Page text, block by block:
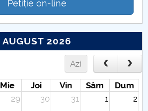
Petiție on-line
AUGUST 2026
Azi
Mie Joi Vin Sâm
Dum
29 30 31 1 2